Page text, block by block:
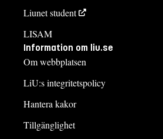
Liunet student
LISAM
Information om liu.se
Om webbplatsen
LiU:s integritetspolicy
Hantera kakor
Tillgänglighet